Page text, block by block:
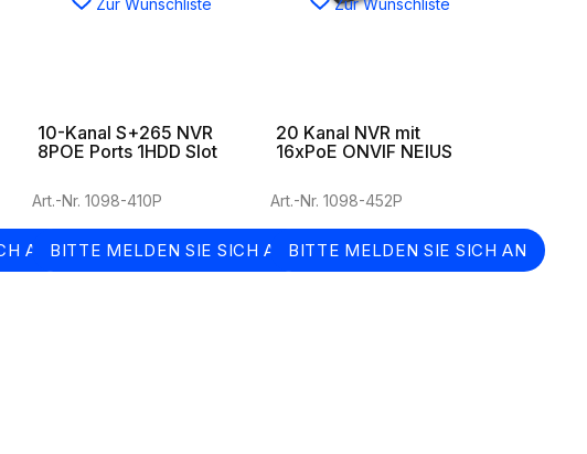
AN
10-Kanal S+265 NVR
8POE Ports 1HDD Slot
Art.-Nr. 1098-410P
BITTE MELDEN SIE SICH AN
20 Kanal NVR mit
16xPoE ONVIF NEIUS
Art.-Nr. 1098-452P
BITTE MELDEN SIE SICH AN